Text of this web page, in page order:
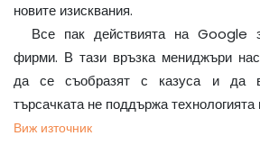
новите изисквания.
Все пак действията на Google
фирми. В тази връзка мениджъри
да се съобразят с казуса и да
търсачката не поддържа
Виж източник